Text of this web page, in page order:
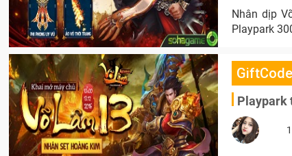
Nhân dịp
Playpark
GiftCode
Playpark